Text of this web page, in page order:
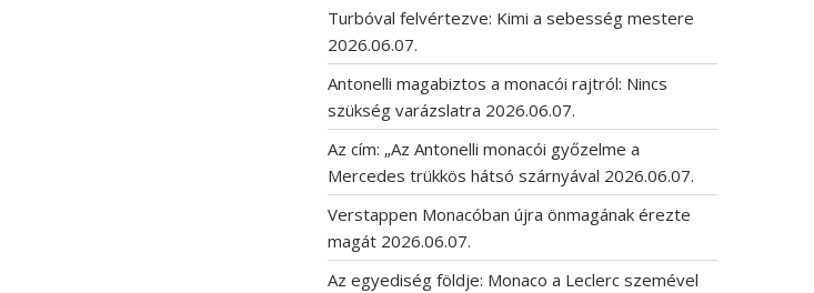
Turbóval felvértezve: Kimi a sebesség mestere
2026.06.07.
Antonelli magabiztos a monacói rajtról: Nincs
szükség varázslatra 2026.06.07.
Az cím: „Az Antonelli monacói győzelme a
Mercedes trükkös hátsó szárnyával 2026.06.07.
Verstappen Monacóban újra önmagának érezte
magát 2026.06.07.
Az egyediség földje: Monaco a Leclerc szemével